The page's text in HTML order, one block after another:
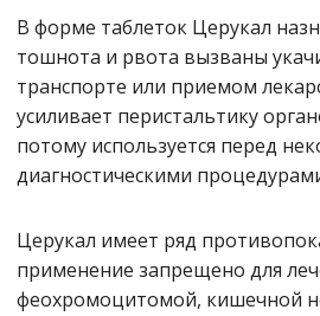
В форме таблеток Церукал
тошнота и рвота вызваны
транспорте или приемом
усиливает перистальтику
потому используется перед
диагностическими
Церукал имеет ряд
применение запрещено для
феохромоцитомой, кишечной